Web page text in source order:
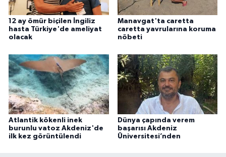
12 ay ömür biçilen İngiliz
hasta Türkiye'de ameliyat
olacak
Manavgat'ta caretta
caretta yavrularına koruma
nöbeti
Atlantik kökenli inek
burunlu vatoz Akdeniz'de
ilk kez görüntülendi
Dünya çapında verem
başarısı Akdeniz
Üniversitesi’nden